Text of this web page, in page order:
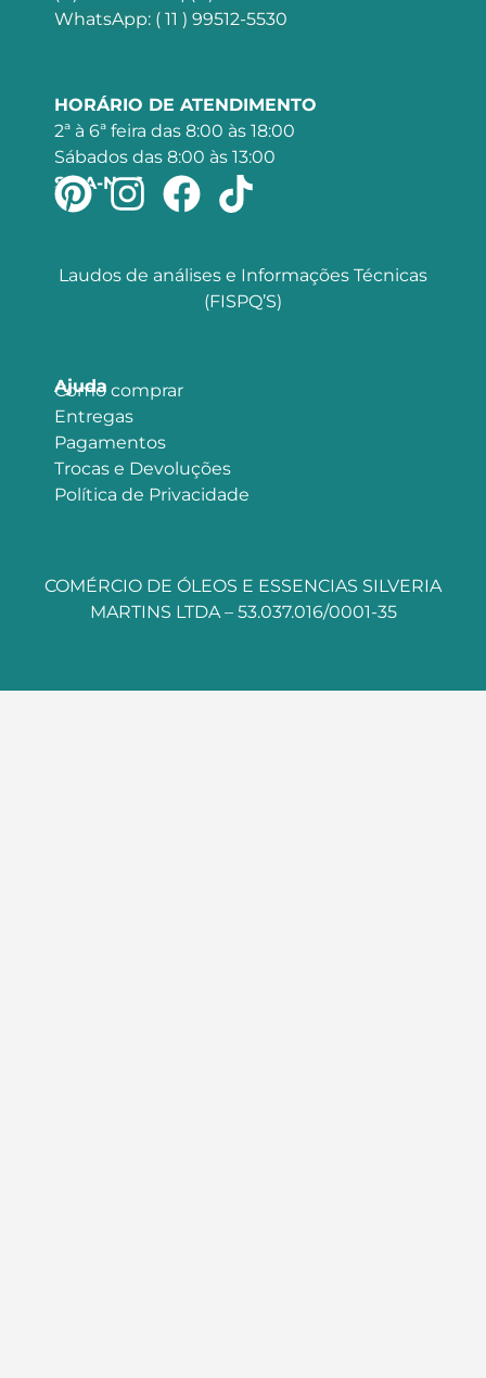
WhatsApp: ( 11 ) 99512-5530
HORÁRIO DE ATENDIMENTO
2ª à 6ª feira das 8:00 às 18:00
Sábados das 8:00 às 13:00
SIGA-NOS
Laudos de análises e Informações Técnicas
(FISPQ’S)
Ajuda
Como comprar
Entregas
Pagamentos
Trocas e Devoluções
Política de Privacidade
COMÉRCIO DE ÓLEOS E ESSENCIAS SILVERIA
MARTINS LTDA – 53.037.016/0001-35